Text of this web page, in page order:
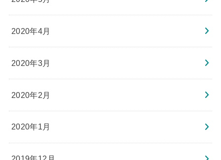
2020年4月
2020年3月
2020年2月
2020年1月